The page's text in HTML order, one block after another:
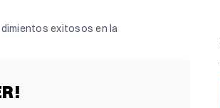
exitosos en la